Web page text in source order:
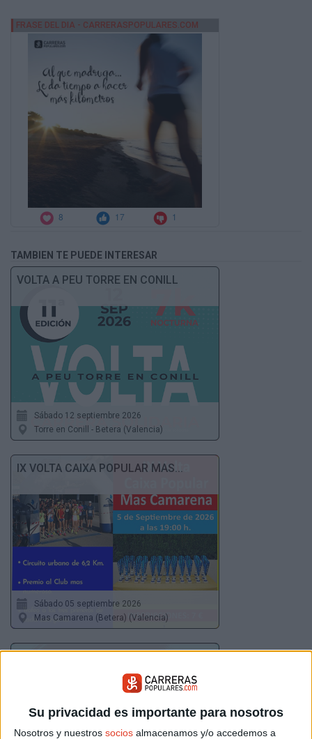
Su privacidad es importante para nosotros
Nosotros y nuestros socios almacenamos y/o accedemos a
TAMBIEN TE PUEDE INTERESAR
VOLTA A PEU TORRE EN CONILL
Sábado 12 septiembre 2026
Torre en Conill - Betera (Valencia)
IX VOLTA CAIXA POPULAR MAS...
Sábado 05 septiembre 2026
Mas Camarena (Betera) (Valencia)
44 VOLTA A PEU D´ALMASSERA